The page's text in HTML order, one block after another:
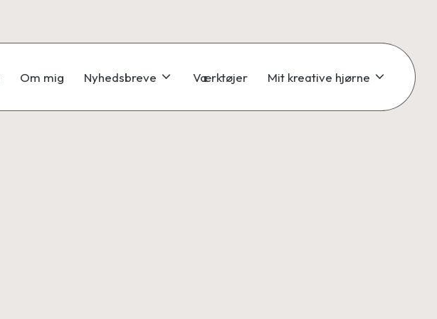
Om mig Nyhedsbreve Værktøjer Mit kreative hjørne